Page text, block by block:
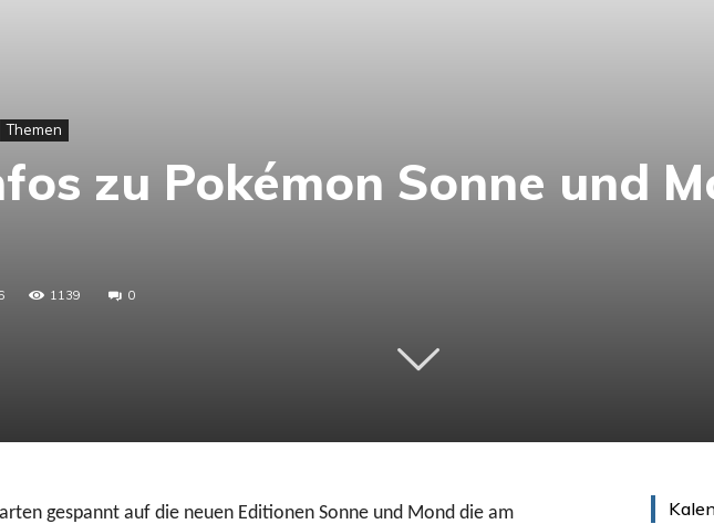
Themen
zu Pokémon Sonne und
1139 0
gespannt auf die neuen Editionen Sonne und Mond die am